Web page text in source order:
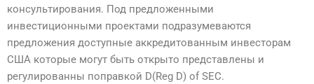
консультирования. Под предложенными
инвестиционными проектами подразумеваются
предложения доступные аккредитованным инвесторам
США которые могут быть открыто представлены и
регулированны поправкой D(Reg D) of SEC.